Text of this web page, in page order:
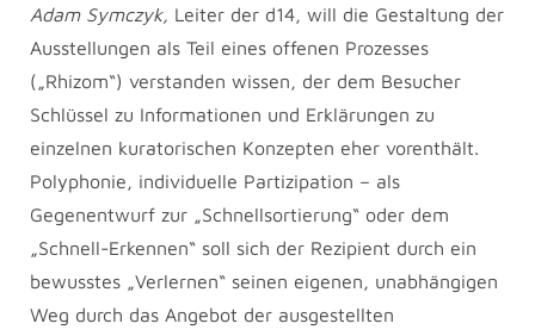
Adam Symczyk, Leiter der d14, will die Gestaltung der
Ausstellungen als Teil eines offenen Prozesses
(„Rhizom“) verstanden wissen, der dem Besucher
Schlüssel zu Informationen und Erklärungen zu
einzelnen kuratorischen Konzepten eher vorenthält.
Polyphonie, individuelle Partizipation – als
Gegenentwurf zur „Schnellsortierung“ oder dem
„Schnell-Erkennen“ soll sich der Rezipient durch ein
bewusstes „Verlernen“ seinen eigenen, unabhängigen
Weg durch das Angebot der ausgestellten